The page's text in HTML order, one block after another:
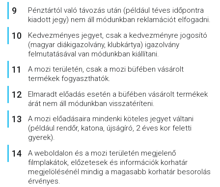
Pénztártól való távozás után (például téves időpontra
kiadott jegy) nem áll módunkban reklamációt elfogadni.
Kedvezményes jegyet, csak a kedvezményre jogosító
(magyar diákigazolvány, klubkártya) igazolvány
felmutatásával van módunkban kiállítani.
A mozi területén, csak a mozi büfében vásárolt
termékek fogyaszthatók.
Elmaradt előadás esetén a büfében vásárolt termékek
árát nem áll módunkban visszatéríteni.
A mozi előadásaira mindenki köteles jegyet váltani
(például rendőr, katona, újságíró, 2 éves kor feletti
gyerek).
A weboldalon és a mozi területén megjelenő
filmplakátok, előzetesek és információk korhatár
megjelölésénél mindig a magasabb korhatár besorolás
érvényes.